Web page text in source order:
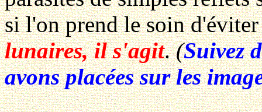
si l'on prend le soin
lunaires, il s'agit.(Suivez
avons placées sur les